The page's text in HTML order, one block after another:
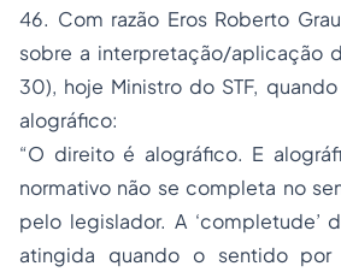
46. Com razão Eros Roberto
sobre a interpretação/aplicação
30), hoje Ministro do STF,
alográfico:
“O direito é alográfico. E
normativo não se completa no
pelo legislador. A ‘completude’
atingida quando o sentido por